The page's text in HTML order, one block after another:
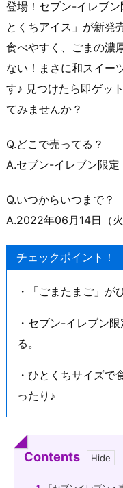
登場！セブン-イレブ
とくちアイス」が新発
食べやすく、ごまの濃
ない！まさに和スイー
す♪ 見つけたら即ゲッ
てみませんか？
Q.どこで売ってる？
A.セブン-イレブン限定
Q.いつからいつまで？
A.2022年06月14日（
チェックポイント！
・「ごまたまご」が
・セブン-イレブン
る。
・ひとくちサイズで
ったり♪
Contents